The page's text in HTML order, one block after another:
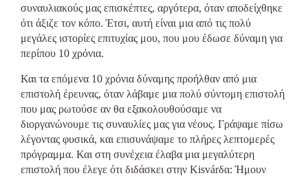
συναυλιακούς μας επισκέπτες, αργότερα, όταν αποδείχθηκε
ότι άξιζε τον κόπο. Έτσι, αυτή είναι μια από τις πολύ
μεγάλες ιστορίες επιτυχίας μου, που μου έδωσε δύναμη για
περίπου 10 χρόνια.
Και τα επόμενα 10 χρόνια δύναμης προήλθαν από μια
επιστολή έρευνας, όταν λάβαμε μια πολύ σύντομη επιστολή
που μας ρωτούσε αν θα εξακολουθούσαμε να
διοργανώνουμε τις συναυλίες μας για νέους. Γράψαμε πίσω
λέγοντας φυσικά, και επισυνάψαμε το πλήρες λεπτομερές
πρόγραμμα. Και στη συνέχεια έλαβα μια μεγαλύτερη
επιστολή που έλεγε ότι διδάσκει στην Kisvárδα: Ήμουν